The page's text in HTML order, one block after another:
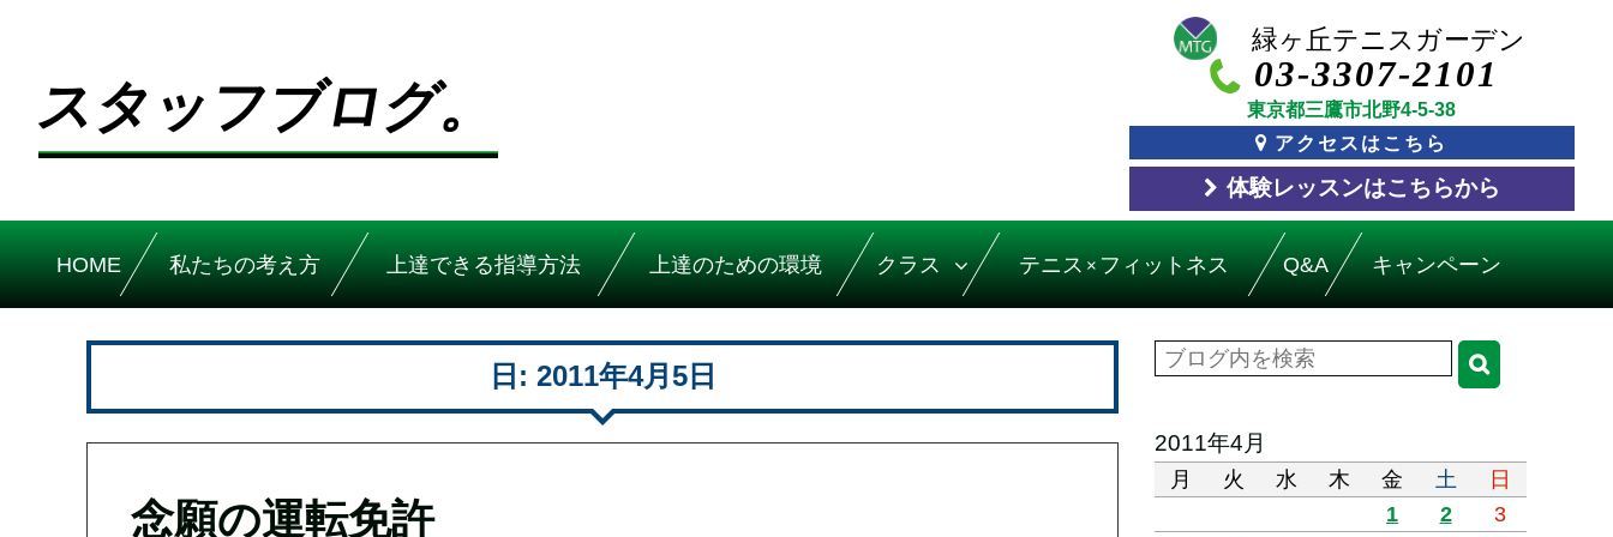
スタッフブログ。
03-3307-2101
東京都三鷹市北野4-5-38
アクセスはこちら
体験レッスンはこちらから
HOME 私たちの考え方 上達できる指導方法 上達のための環境 クラス テニス × フィットネス Q&A キャンペーン
日: 2011年4月5日
念願の運転免許
2011年4月
月 火 水 木 金 土
日
1
2
3